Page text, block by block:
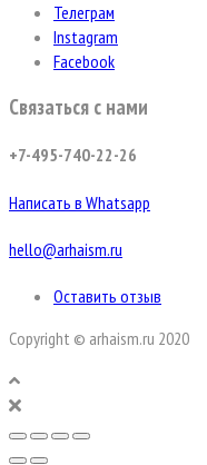
Телеграм
Instagram
Facebook
Связаться с нами
+7-495-740-22-26
Написать в Whatsapp
hello@arhaism.ru
Оставить отзыв
Copyright © arhaism.ru 2020